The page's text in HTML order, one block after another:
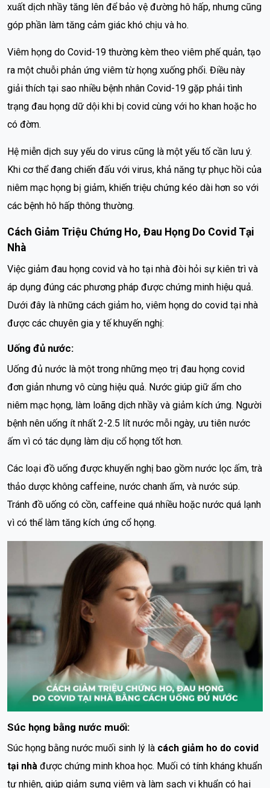
xuất dịch nhầy tăng lên để bảo vệ đường hô hấp, nhưng cũng
góp phần làm tăng cảm giác khó chịu và ho.
Viêm họng do Covid-19 thường kèm theo viêm phế quản, tạo
ra một chuỗi phản ứng viêm từ họng xuống phổi. Điều này
giải thích tại sao nhiều bệnh nhân Covid-19 gặp phải tình
trạng đau họng dữ dội khi bị covid cùng với ho khan hoặc ho
có đờm.
Hệ miễn dịch suy yếu do virus cũng là một yếu tố cần lưu ý.
Khi cơ thể đang chiến đấu với virus, khả năng tự phục hồi của
niêm mạc họng bị giảm, khiến triệu chứng kéo dài hơn so với
các bệnh hô hấp thông thường.
Cách Giảm Triệu Chứng Ho, Đau Họng Do Covid Tại
Nhà
Việc giảm đau họng covid và ho tại nhà đòi hỏi sự kiên trì và
áp dụng đúng các phương pháp được chứng minh hiệu quả.
Dưới đây là những cách giảm ho, viêm họng do covid tại nhà
được các chuyên gia y tế khuyến nghị:
Uống đủ nước:
Uống đủ nước là một trong những mẹo trị đau họng covid
đơn giản nhưng vô cùng hiệu quả. Nước giúp giữ ẩm cho
niêm mạc họng, làm loãng dịch nhầy và giảm kích ứng. Người
bệnh nên uống ít nhất 2-2.5 lít nước mỗi ngày, ưu tiên nước
ấm vì có tác dụng làm dịu cổ họng tốt hơn.
Các loại đồ uống được khuyến nghị bao gồm nước lọc ấm, trà
thảo dược không caffeine, nước chanh ấm, và nước súp.
Tránh đồ uống có cồn, caffeine quá nhiều hoặc nước quá lạnh
vì có thể làm tăng kích ứng cổ họng.
Súc họng bằng nước muối:
Súc họng bằng nước muối sinh lý là cách giảm ho do covid
tại nhà được chứng minh khoa học. Muối có tính kháng khuẩn
tự nhiên, giúp giảm sưng viêm và làm sạch vi khuẩn có hại